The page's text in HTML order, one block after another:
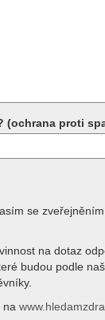
(ochrana proti
se
na dotaz
budou podle
na